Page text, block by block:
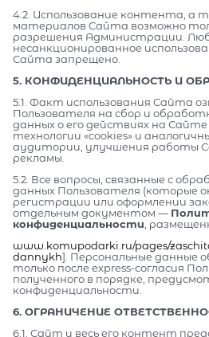
4.2. Использование контента, а
материалов Сайта возможно
разрешения Администрации.
несанкционированное
Сайта запрещено.
5. КОНФИДЕНЦИАЛЬНОСТЬ И
5.1. Факт использования Сайта
Пользователя на сбор и
данных о его действиях на Сайте
технологии «cookies» и
аудитории, улучшения работы
рекламы.
5.2. Все вопросы, связанные с
данных Пользователя (которые
регистрации или оформлении
отдельным документом —
конфиденциальности ,
www.komupodarki.ru/pages/
dannykh]. Персональные данные
только после express-согласия
полученного в порядке,
конфиденциальности.
6. ОГРАНИЧЕНИЕ
6.1. Сайт и весь его контент